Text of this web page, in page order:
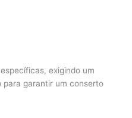
exigindo um
garantir um conserto